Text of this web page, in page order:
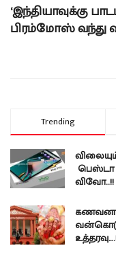
‘இந்தியாவுக்கு
பிரம்மோஸ் வந்து
Trending
பெஸ்டா
விவோ..!!